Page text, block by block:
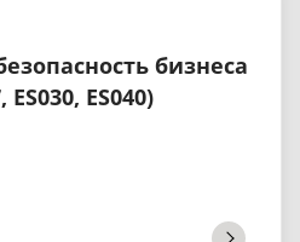
бизнеса
ES030, ES040)